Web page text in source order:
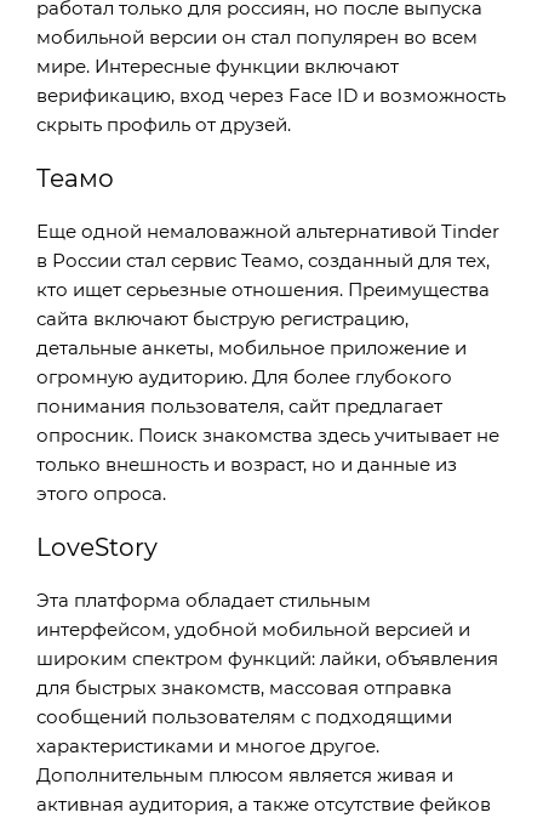
работал только для россиян, но после выпуска
мобильной версии он стал популярен во всем
мире. Интересные функции включают
верификацию, вход через Face ID и возможность
скрыть профиль от друзей.
Теамо
Еще одной немаловажной альтернативой Tinder
в России стал сервис Теамо, созданный для тех,
кто ищет серьезные отношения. Преимущества
сайта включают быструю регистрацию,
детальные анкеты, мобильное приложение и
огромную аудиторию. Для более глубокого
понимания пользователя, сайт предлагает
опросник. Поиск знакомства здесь учитывает не
только внешность и возраст, но и данные из
этого опроса.
LoveStory
Эта платформа обладает стильным
интерфейсом, удобной мобильной версией и
широким спектром функций: лайки, объявления
для быстрых знакомств, массовая отправка
сообщений пользователям с подходящими
характеристиками и многое другое.
Дополнительным плюсом является живая и
активная аудитория, а также отсутствие фейков